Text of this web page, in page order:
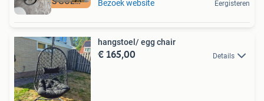
Bezoek website Eergisteren
hangstoel/ egg chair
€ 165,00 Details